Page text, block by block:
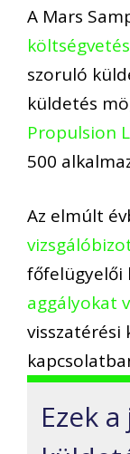
A Mars
szoruló
küldetés
Propulsion
500
Az elmúlt
főfelügyelői
aggályokat
visszatérési
Ezek